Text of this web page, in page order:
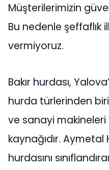
Müşterilerimizin
Bu nedenle şeffaflık
vermiyoruz.
Bakır hurdası,
hurda türlerinden
ve sanayi makineleri
kaynağıdır. Aymetal
hurdasını